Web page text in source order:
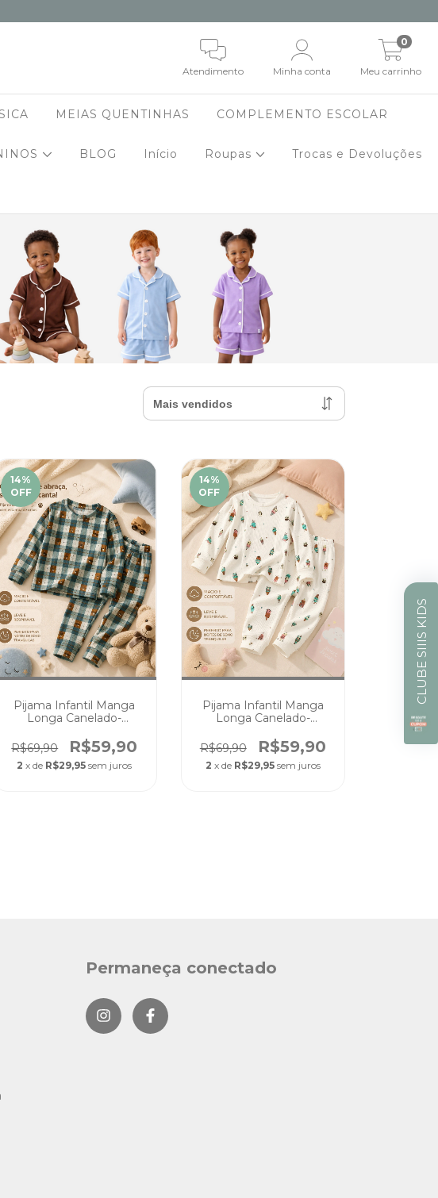
Atendimento Minha conta Meu carrinho
0
MEIAS QUENTINHAS COMPLEMENTO ESCOLAR
BLOG Início Roupas Trocas e Devoluções
14%
OFF
Pijama Infantil Manga
Longa Canelado-
Conforto e Maciez
R$69,90 R$59,90
2 x de R$29,95 sem juros
14%
OFF
Pijama Infantil Manga
Longa Canelado-
Conforto e Maciez
R$69,90 R$59,90
2 x de R$29,95 sem juros
Permaneça conectado
CLUBE SIIIS KIDS